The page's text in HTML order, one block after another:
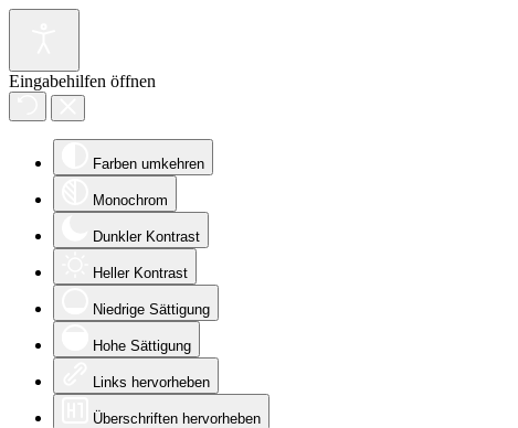
Eingabehilfen öffnen
Farben umkehren
Monochrom
Dunkler Kontrast
Heller Kontrast
Niedrige Sättigung
Hohe Sättigung
Links hervorheben
Überschriften hervorheben